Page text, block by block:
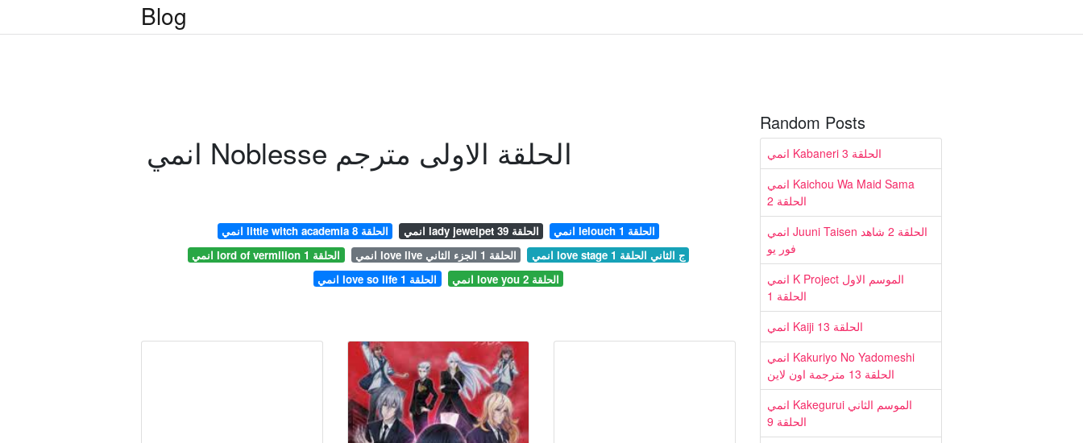
Blog
انمي Noblesse الحلقة الاولى مترجم
انمي little witch academia الحلقة 8 انمي lady jewelpet الحلقة 39
انمي lelouch الحلقة 1
انمي lord of vermilion الحلقة 1
انمي love live الحلقة 1 الجزء الثاني
انمي love stage ج الثاني الحلقة 1
انمي love so life الحلقة 1
انمي love you الحلقة 2
Random Posts
انمي Kabaneri الحلقة 3
انمي Kaichou Wa Maid Sama
الحلقة 2
انمي Juuni Taisen الحلقة 2 شاهد
فور يو
انمي K Project الموسم الاول
الحلقة 1
انمي Kaiji الحلقة 13
انمي Kakuriyo No Yadomeshi
الحلقة 13 مترجمة اون لاين
انمي Kakegurui الموسم الثاني
الحلقة 9